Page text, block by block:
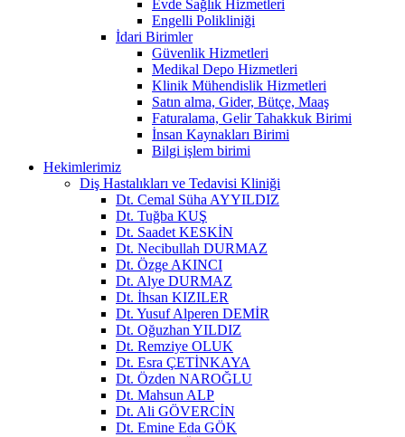
Evde Sağlık Hizmetleri
Engelli Polikliniği
İdari Birimler
Güvenlik Hizmetleri
Medikal Depo Hizmetleri
Klinik Mühendislik Hizmetleri
Satın alma, Gider, Bütçe, Maaş
Faturalama, Gelir Tahakkuk Birimi
İnsan Kaynakları Birimi
Bilgi işlem birimi
Hekimlerimiz
Diş Hastalıkları ve Tedavisi Kliniği
Dt. Cemal Süha AYYILDIZ
Dt. Tuğba KUŞ
Dt. Saadet KESKİN
Dt. Necibullah DURMAZ
Dt. Özge AKINCI
Dt. Alye DURMAZ
Dt. İhsan KIZILER
Dt. Yusuf Alperen DEMİR
Dt. Oğuzhan YILDIZ
Dt. Remziye OLUK
Dt. Esra ÇETİNKAYA
Dt. Özden NAROĞLU
Dt. Mahsun ALP
Dt. Ali GÖVERCİN
Dt. Emine Eda GÖK